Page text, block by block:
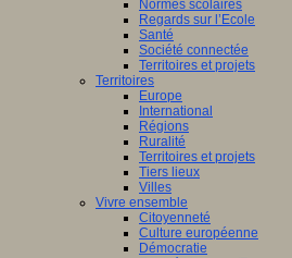
Normes scolaires
Regards sur l’Ecole
Santé
Société connectée
Territoires et projets
Territoires
Europe
International
Régions
Ruralité
Territoires et projets
Tiers lieux
Villes
Vivre ensemble
Citoyenneté
Culture européenne
Démocratie